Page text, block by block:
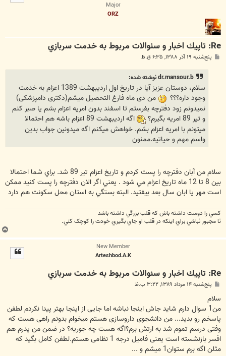
Major
ORZ
Re: تاپيك اخبار و سئوالات مربوط به خدمت سربازي
پ پنج‌شنبه ۱۹ آذر ۱۳۸۸, ۶:۳۵ ق.ظ
dr.mansour.b نوشته شده:
سلام، دوستان عزیز آیا در تاریخ اول اردیبهشت 1389 اعزام به خدمت
وجود داره؟؟؟
من دی ماه فارغ التحصیل میشم(دکتری دامپزشکی)
نمیدونم زود دفترچه بفرستم تا اسفند بدون امریه اعزام بشم یا صبر کنم
و تیر 89 امریه بگیرم؟
اگه اردیبهشت 89 اعزام باشه هم احتمالا
میتونم با امریه اعزام بشم. خواهش میکنم اگه میدونین جواب بدین
واسم مهم و حیاتیه.ممنون
سلام من آبان دفترچه را پست کردم و تاريخ اعزام تير 89 شد. براي شما احتمالا
بين 8 تا 12 ماه تاريخ اعزام مي شود . يعني اگر الان دفترچه را پست کنيد ممکن
است مهر يا ابان سال بعد بيفتيد. البته بستگي به استان محل سکونت هم دارد
کسي را دوست داشته باش که قلب بزرگي داشته باشد
تا مجبور نباشي براي اينکه در قلب او جاي بگيري خودت را کوچک کني.
ب
ا
New Member
Arteshbod.A.K
Re: تاپيك اخبار و سئوالات مربوط به خدمت سربازي
پ
ت
پنج‌شنبه ۱۴ مرداد ۱۳۸۹, ۳:۲۲ ب.ظ
سلام
من1 سوال دارم شاید جاش اینجا نباشه اما جایی از اینجا بهتر پیدا نکردم لطفن
پاسخم رو بدید... من دانشجوی داروسازی هستم میخوام بدونم راهی هست که
وفتی درسم تموم شد به ارتش برم؟اگه هست چه جوریه؟ در ضمن من پدرم هم
افسر بازنشسته است یعنی فامیل درجه 1 نظامی هستم.لطفن کامل بگید که
مثلن اگه برم ستوان1 میشم و ...